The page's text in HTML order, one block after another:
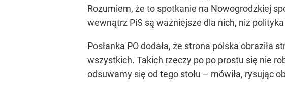
Rozumiem, że to spotkanie na Nowogrodzkiej
wewnątrz PiS są ważniejsze dla nich, niż
Posłanka PO dodała, że strona polska
wszystkich. Takich rzeczy po po prostu się nie
odsuwamy się od tego stołu – mówiła, rysując